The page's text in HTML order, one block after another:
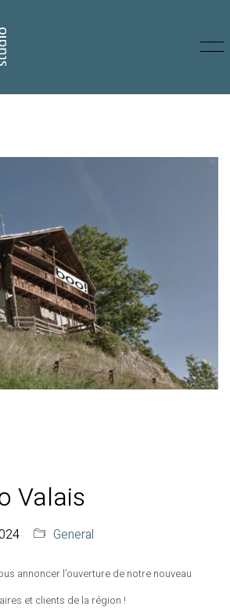
Valais
General
annoncer l’ouverture de notre nouveau
et clients de la région !